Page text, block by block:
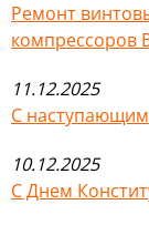
Ремонт
компрессоров
11.12.2025
С
10.12.2025
С Днем